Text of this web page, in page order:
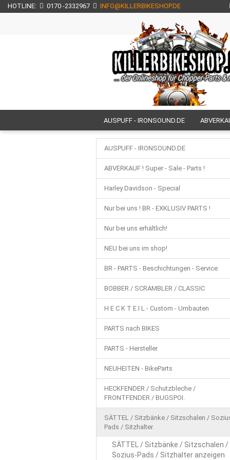
HOTLINE: 0170 -2332967 INFO@KILLERBIKESHOP.DE
AUSPUFF - IRONSOUND.DE
NUR BEI UNS ERHÄLTLICH! NEU BEI
HECKFENDER / SCHUTZBLECHE /
FAHRWERK / RÄDER / STOSSDÄMPFER /
BELEUCHTUNG / SCHEINWERFER /
BEKLEIDUNG / HELME / TASCHEN / USW.
CHOPPER - CUSTOM - PARTS NEU
STAHLFLEX - GAS-, BREMS- UND
AUSPUFF - IRONSOUND.DE
ABVERKAUF ! Super - Sale - Parts !
Harley Davidson - Special
Nur bei uns ! BR - EXKLUSIV PARTS !
Nur bei uns erhältlich!
NEU bei uns im shop!
BR - PARTS - Beschichtungen - Service
BOBBER / SCRAMBLER / CLASSIC
H E C K T E I L - Custom - Umbauten
PARTS nach BIKES
PARTS - Hersteller
NEUHEITEN - BikeParts
HECKFENDER / Schutzbleche /
FRONTFENDER / BUGSPOI.
SÄTTEL / Sitzbänke / Sitzschalen /
Pads / Sitzhalter
SÄTTEL / Sitzbänke / Sitzschalen /
Sozius-Pads / Sitzhalter anzeigen